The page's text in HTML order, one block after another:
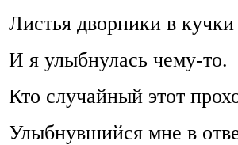
Листья дворники в
И я улыбнулась чему-то.
Кто случайный этот
Улыбнувшийся мне в